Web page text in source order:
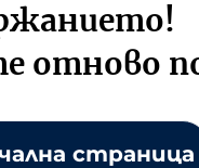
отново
страница